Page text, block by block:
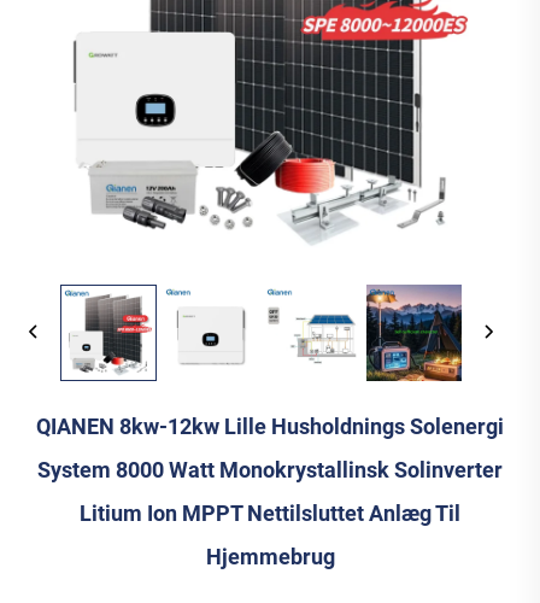
QIANEN 8kw-12kw Lille Husholdnings Solenergi
System 8000 Watt Monokrystallinsk Solinverter
Litium Ion MPPT Nettilsluttet Anlæg Til
Hjemmebrug